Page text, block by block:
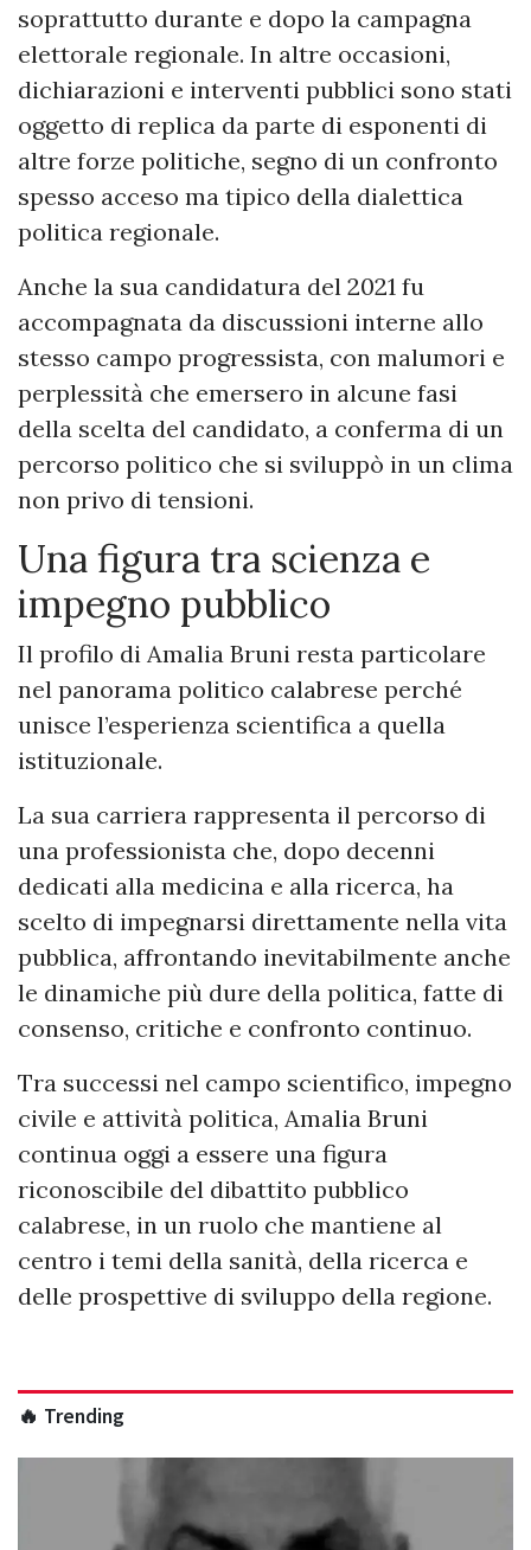
soprattutto durante e dopo la campagna
elettorale regionale. In altre occasioni,
dichiarazioni e interventi pubblici sono stati
oggetto di replica da parte di esponenti di
altre forze politiche, segno di un confronto
spesso acceso ma tipico della dialettica
politica regionale.
Anche la sua candidatura del 2021 fu
accompagnata da discussioni interne allo
stesso campo progressista, con malumori e
perplessità che emersero in alcune fasi
della scelta del candidato, a conferma di un
percorso politico che si sviluppò in un clima
non privo di tensioni.
Una figura tra scienza e
impegno pubblico
Il profilo di Amalia Bruni resta particolare
nel panorama politico calabrese perché
unisce l’esperienza scientifica a quella
istituzionale.
La sua carriera rappresenta il percorso di
una professionista che, dopo decenni
dedicati alla medicina e alla ricerca, ha
scelto di impegnarsi direttamente nella vita
pubblica, affrontando inevitabilmente anche
le dinamiche più dure della politica, fatte di
consenso, critiche e confronto continuo.
Tra successi nel campo scientifico, impegno
civile e attività politica, Amalia Bruni
continua oggi a essere una figura
riconoscibile del dibattito pubblico
calabrese, in un ruolo che mantiene al
centro i temi della sanità, della ricerca e
delle prospettive di sviluppo della regione.
🔥 Trending